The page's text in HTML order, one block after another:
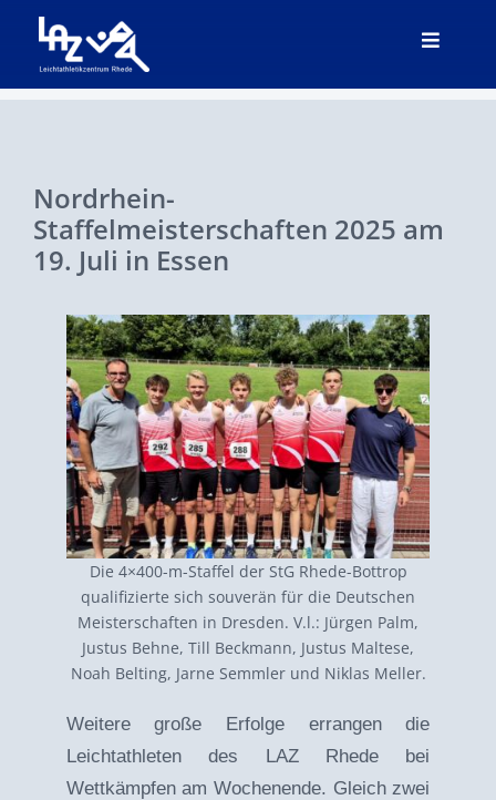
Zum
Inhalt
springen
Toggle
Start
Meeting
SPALECK LAZy-Cup
Breitensport
Supporter Club
Vereinsshop
Über uns
Kontakt
Nordrhein-
Staffelmeisterschaften 2025 am
19. Juli in Essen
Die 4×400-m-Staffel der StG Rhede-Bottrop
qualifizierte sich souverän für die Deutschen
Meisterschaften in Dresden. V.l.: Jürgen Palm,
Justus Behne, Till Beckmann, Justus Maltese,
Noah Belting, Jarne Semmler und Niklas Meller.
Weitere große Erfolge errangen die
Leichtathleten des LAZ Rhede bei
Wettkämpfen am Wochenende. Gleich zwei